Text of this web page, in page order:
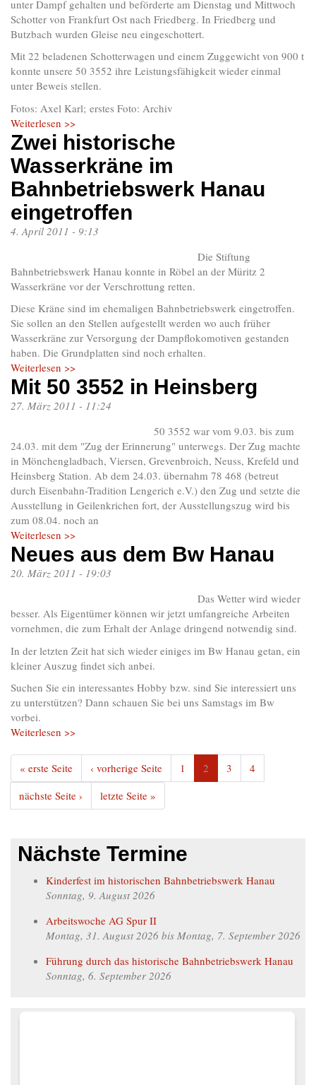
unter Dampf gehalten und beförderte am Dienstag und Mittwoch
Schotter von Frankfurt Ost nach Friedberg. In Friedberg und
Butzbach wurden Gleise neu eingeschottert.
Mit 22 beladenen Schotterwagen und einem Zuggewicht von 900 t
konnte unsere 50 3552 ihre Leistungsfähigkeit wieder einmal
unter Beweis stellen.
Fotos: Axel Karl; erstes Foto: Archiv
Weiterlesen >>
Zwei historische
Wasserkräne im
Bahnbetriebswerk Hanau
eingetroffen
4. April 2011 - 9:13
Die Stiftung
Bahnbetriebswerk Hanau konnte in Röbel an der Müritz 2
Wasserkräne vor der Verschrottung retten.
Diese Kräne sind im ehemaligen Bahnbetriebswerk eingetroffen.
Sie sollen an den Stellen aufgestellt werden wo auch früher
Wasserkräne zur Versorgung der Dampflokomotiven gestanden
haben. Die Grundplatten sind noch erhalten.
Weiterlesen >>
Mit 50 3552 in Heinsberg
27. März 2011 - 11:24
50 3552 war vom 9.03. bis zum
24.03. mit dem "Zug der Erinnerung" unterwegs. Der Zug machte
in Mönchengladbach, Viersen, Grevenbroich, Neuss, Krefeld und
Heinsberg Station. Ab dem 24.03. übernahm 78 468 (betreut
durch Eisenbahn-Tradition Lengerich e.V.) den Zug und setzte die
Ausstellung in Geilenkrichen fort, der Ausstellungszug wird bis
zum 08.04. noch an
Weiterlesen >>
Neues aus dem Bw Hanau
20. März 2011 - 19:03
Das Wetter wird wieder
besser. Als Eigentümer können wir jetzt umfangreiche Arbeiten
vornehmen, die zum Erhalt der Anlage dringend notwendig sind.
In der letzten Zeit hat sich wieder einiges im Bw Hanau getan, ein
kleiner Auszug findet sich anbei.
Suchen Sie ein interessantes Hobby bzw. sind Sie interessiert uns
zu unterstützen? Dann schauen Sie bei uns Samstags im Bw
vorbei.
Weiterlesen >>
« erste Seite ‹ vorherige Seite 1 2 3
4
nächste Seite ›
letzte Seite »
Nächste Termine
Kinderfest im historischen Bahnbetriebswerk Hanau
Sonntag, 9. August 2026
Arbeitswoche AG Spur II
Montag, 31. August 2026 bis Montag, 7. September 2026
Führung durch das historische Bahnbetriebswerk Hanau
Sonntag, 6. September 2026